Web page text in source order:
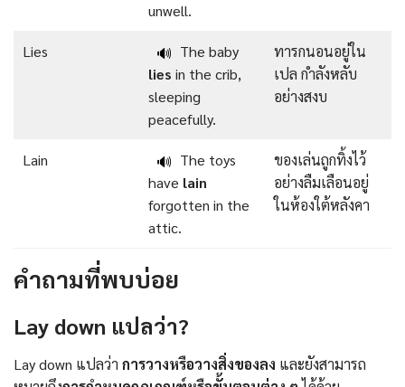
unwell.
Lies 🔊 The baby
lies in the crib,
sleeping
peacefully.
ทารกนอนอยู่ใน
เปล กำลังหลับ
อย่างสงบ
Lain 🔊 The toys
have lain
forgotten in the
attic.
ของเล่นถูกทิ้งไว้
อย่างลืมเลือนอยู่
ในห้องใต้หลังคา
คำถามที่พบบ่อย
Lay down แปลว่า?
Lay down แปลว่า การวางหรือวางสิ่งของลง และยังสามารถ